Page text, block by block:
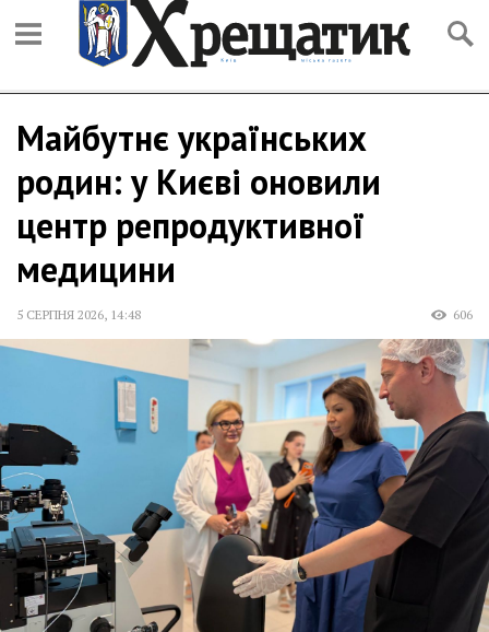
Майбутнє українських
родин: у Києві оновили
центр репродуктивної
медицини
5 СЕРПНЯ 2026 14:48 606